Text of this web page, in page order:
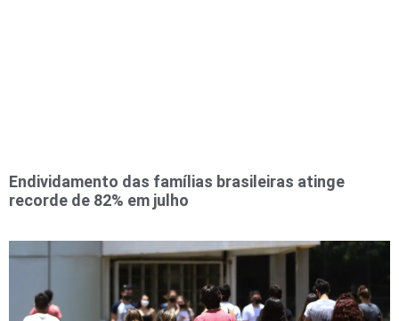
Endividamento das famílias brasileiras atinge
recorde de 82% em julho